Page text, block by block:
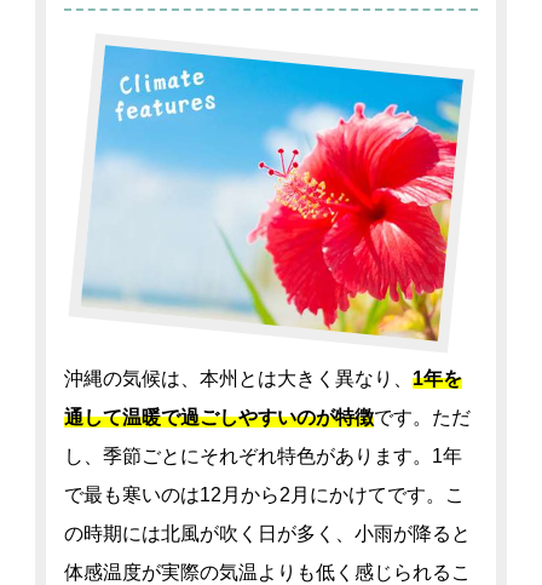
沖縄の気候は、本州とは大きく異なり、 1年を
通して温暖で過ごしやすいのが特徴です。ただ
し、季節ごとにそれぞれ特色があります。1年
で最も寒いのは12月から2月にかけてです。こ
の時期には北風が吹く日が多く、小雨が降ると
体感温度が実際の気温よりも低く感じられるこ